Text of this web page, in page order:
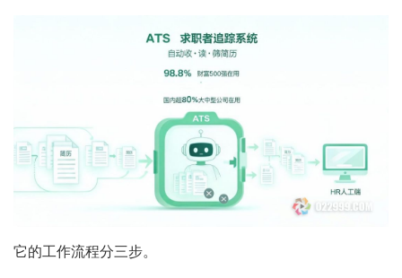
它的工作流程分三步。